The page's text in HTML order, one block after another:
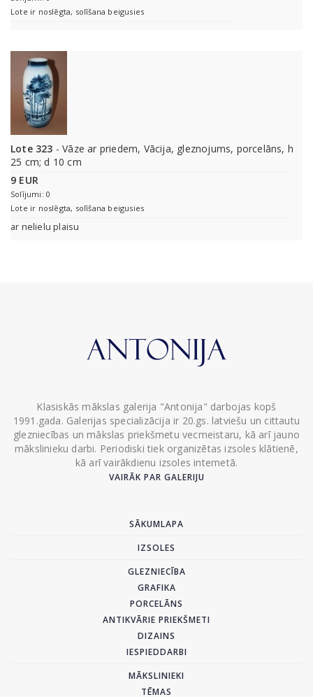
Lote ir noslēgta, solīšana beigusies
Lote 323 - Vāze ar priedem, Vācija, gleznojums, porcelāns, h
25 cm; d 10 cm
9 EUR
Solījumi: 0
Lote ir noslēgta, solīšana beigusies
ar nelielu plaisu
Klasiskās mākslas galerija "Antonija" darbojas kopš
1991.gada. Galerijas specializācija ir 20.gs. latviešu un cittautu
glezniecības un mākslas priekšmetu vecmeistaru, kā arī jauno
mākslinieku darbi. Periodiski tiek organizētas izsoles klātienē,
kā arī vairākdienu izsoles internetā.
VAIRĀK PAR GALERIJU
SĀKUMLAPA
IZSOLES
GLEZNIECĪBA
GRAFIKA
PORCELĀNS
ANTIKVĀRIE PRIEKŠMETI
DIZAINS
IESPIEDDARBI
MĀKSLINIEKI
TĒMAS